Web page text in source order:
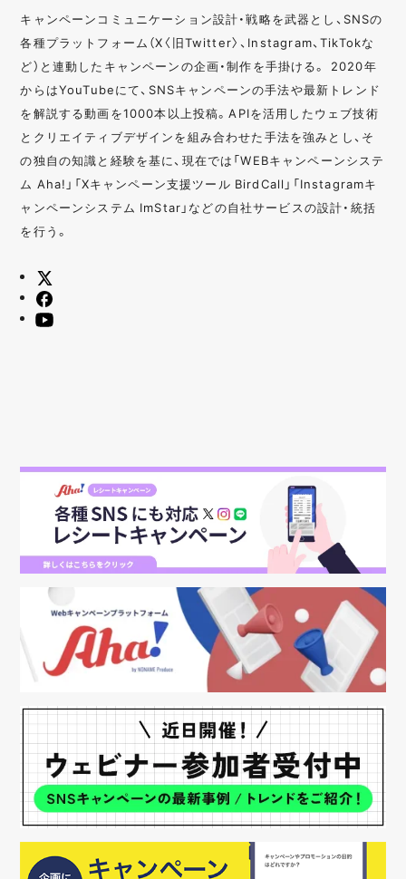
キャンペーンコミュニケーション設計・戦略を武器とし、SNSの
各種プラットフォーム（X〈旧Twitter〉、Instagram、TikTokな
ど）と連動したキャンペーンの企画・制作を手掛ける。 2020年
からはYouTubeにて、SNSキャンペーンの手法や最新トレンド
を解説する動画を1000本以上投稿。APIを活用したウェブ技術
とクリエイティブデザインを組み合わせた手法を強みとし、そ
の独自の知識と経験を基に、現在では「WEBキャンペーンシステ
ム Aha!」「Xキャンペーン支援ツール BirdCall」「Instagramキ
ャンペーンシステム ImStar」などの自社サービスの設計・統括
を行う。